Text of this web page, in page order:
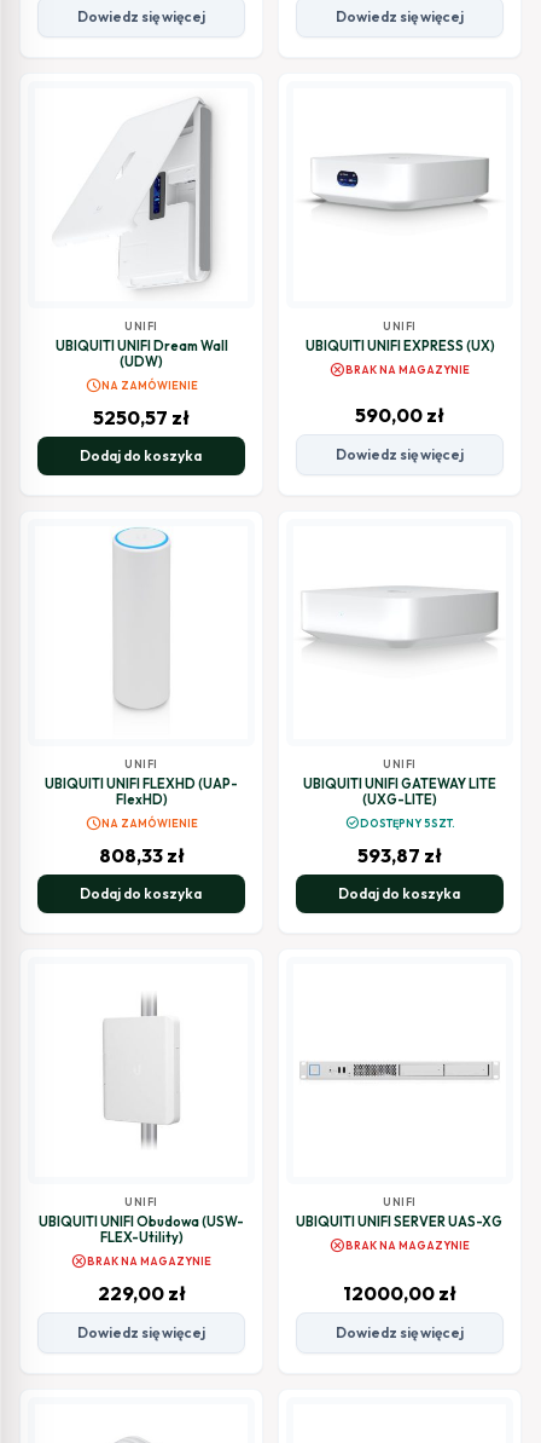
Dowiedz się więcej Dowiedz się więcej
UNIFI
UBIQUITI UNIFI Dream Wall
(UDW)
scheduleNA ZAMÓWIENIE
5250,57 zł
Dodaj do koszyka
UNIFI
UBIQUITI UNIFI EXPRESS (UX)
cancelBRAK NA MAGAZYNIE
590,00 zł
Dowiedz się więcej
UNIFI
UBIQUITI UNIFI FLEXHD (UAP-
FlexHD)
scheduleNA ZAMÓWIENIE
808,33 zł
Dodaj do koszyka
UNIFI
UBIQUITI UNIFI GATEWAY LITE
(UXG-LITE)
check_circleDOSTĘPNY 5SZT.
593,87 zł
Dodaj do koszyka
UNIFI
UBIQUITI UNIFI Obudowa (USW-
FLEX-Utility)
cancelBRAK NA MAGAZYNIE
229,00 zł
Dowiedz się więcej
UNIFI
UBIQUITI UNIFI SERVER UAS-XG
cancelBRAK NA MAGAZYNIE
12000,00 zł
Dowiedz się więcej